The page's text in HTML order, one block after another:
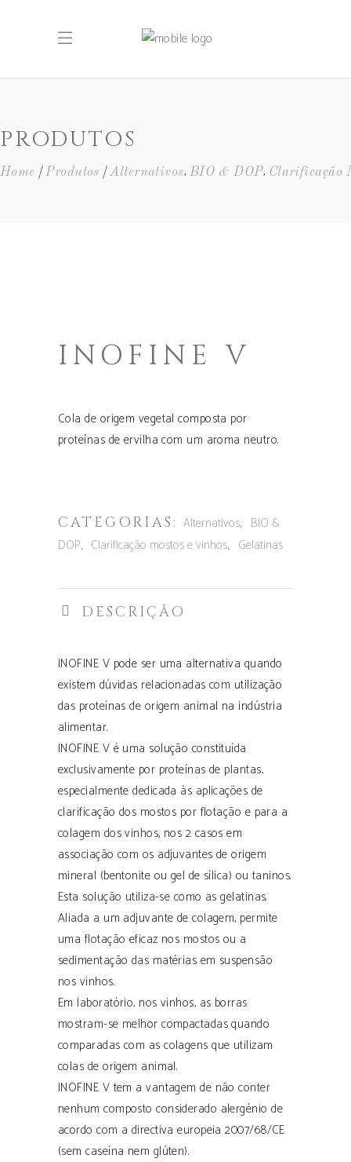
PRODUTOS
Home Produtos Alternativos, BIO & DOP, Clarificação
INOFINE V
Cola de origem vegetal composta por
proteínas de ervilha com um aroma neutro.
CATEGORIAS:Alternativos, BIO &
DOP, Clarificação mostos e vinhos, Gelatinas
DESCRIÇÃO
INOFINE V pode ser uma alternativa quando
existem dúvidas relacionadas com utilização
das proteínas de origem animal na indústria
alimentar.
INOFINE V é uma solução constituída
exclusivamente por proteínas de plantas,
especialmente dedicada às aplicações de
clarificação dos mostos por flotação e para a
colagem dos vinhos, nos 2 casos em
associação com os adjuvantes de origem
mineral (bentonite ou gel de sílica) ou taninos.
Esta solução utiliza-se como as gelatinas.
Aliada a um adjuvante de colagem, permite
uma flotação eficaz nos mostos ou a
sedimentação das matérias em suspensão
nos vinhos.
Em laboratório, nos vinhos, as borras
mostram-se melhor compactadas quando
comparadas com as colagens que utilizam
colas de origem animal.
INOFINE V tem a vantagem de não conter
nenhum composto considerado alergénio de
acordo com a directiva europeia 2007/68/CE
(sem caseína nem glúten).